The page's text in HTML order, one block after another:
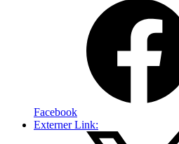
Facebook
Externer Link: